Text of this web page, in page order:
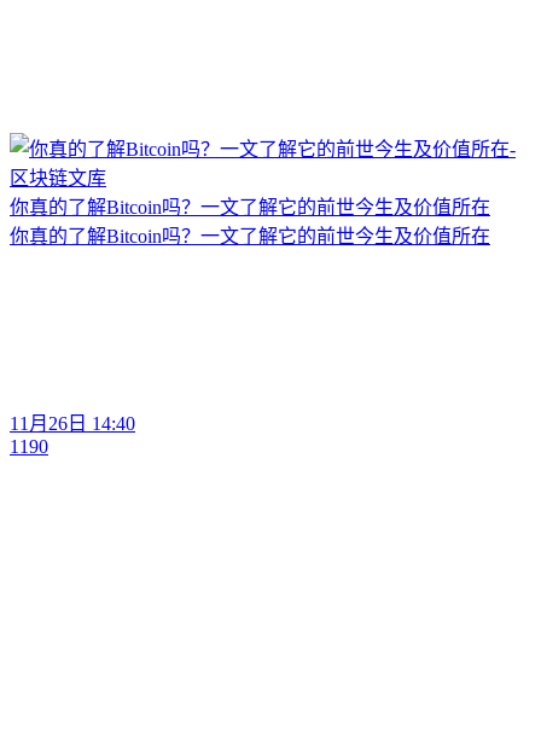
你真的了解Bitcoin吗？一文了解它的前世今生及价值所在
你真的了解Bitcoin吗？一文了解它的前世今生及价值所在
11月26日 14:40
1190